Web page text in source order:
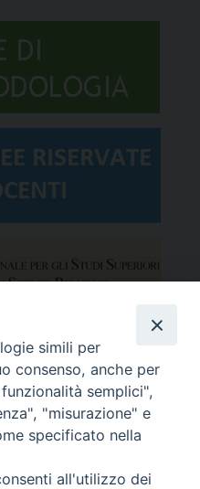
simili per
consenso, anche per
semplici",
"misurazione" e
specificato nella
all'utilizzo dei